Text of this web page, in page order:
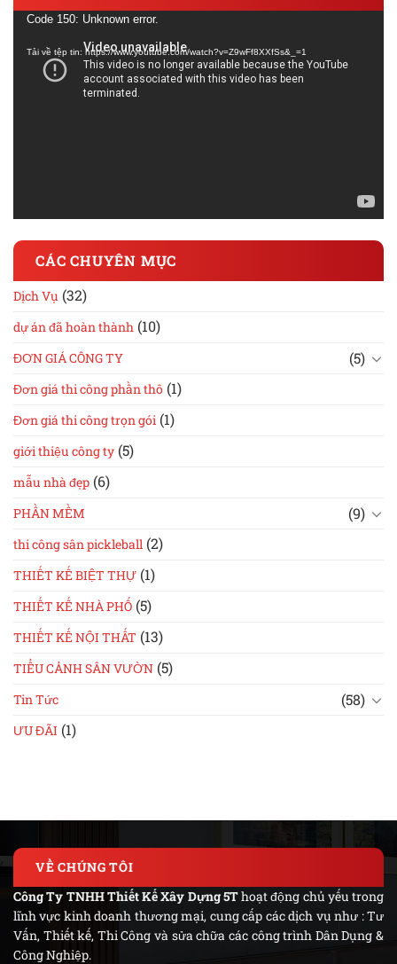
Trình
Video
Code 150: Unknown error.
Tải về tệp tin: https://www.youtube.com/watch?v=Z9wFf8XXfSs&_=1
CÁC CHUYÊN MỤC
Dịch Vụ (32)
dự án đã hoàn thành (10)
ĐƠN GIÁ CÔNG TY (5)
Đơn giá thi công phần thô (1)
Đơn giá thi công trọn gói (1)
giới thiệu công ty (5)
mẫu nhà đẹp (6)
PHẦN MỀM (9)
thi công sân pickleball (2)
THIẾT KẾ BIỆT THỰ (1)
THIẾT KẾ NHÀ PHỐ (5)
THIẾT KẾ NỘI THẤT (13)
TIỂU CẢNH SÂN VƯỜN (5)
Tin Tức (58)
ƯU ĐÃI (1)
VỀ CHÚNG TÔI
Công Ty TNHH Thiết Kế Xây Dựng 5Thoạt động chủ yếu trong
lĩnh vực kinh doanh thương mại, cung cấp các dịch vụ như : Tư
Vấn, Thiết kế, Thi Công và sửa chữa các công trình Dân Dụng &
Công Nghiệp.